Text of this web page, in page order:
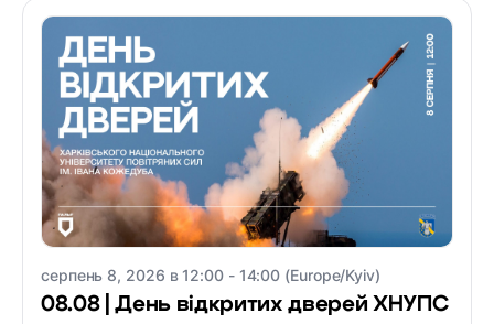
серпень 8, 2026 в 12:00 - 14:00 (Europe/Kyiv)
08.08 | День відкритих дверей ХНУПС